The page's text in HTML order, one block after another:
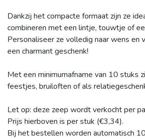
Dankzij het compacte formaat zijn ze
combineren met een lintje, touwtje of
Personaliseer ze volledig naar wens en
een charmant geschenk!
Met een minimumafname van 10 stuks
feestjes, bruiloften of als
Let op: deze zeep wordt verkocht per
Prijs hierboven is per stuk (€3,34).
Bij het bestellen worden automatisch